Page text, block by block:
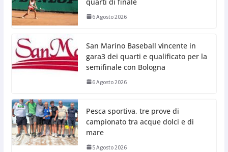
6 Agosto 2026
San Marino Baseball vincente in
gara3 dei quarti e qualificato per la
semifinale con Bologna
6 Agosto 2026
Pesca sportiva, tre prove di
campionato tra acque dolci e di
mare
5 Agosto 2026